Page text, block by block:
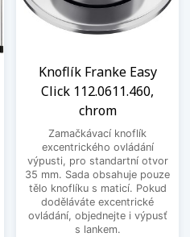
Knoflík Franke Easy
Click 112.0611.460,
chrom
Zamačkávací knoflík
excentrického ovládání
výpusti, pro standartní otvor
35 mm. Sada obsahuje pouze
tělo knoflíku s maticí. Pokud
doděláváte excentrické
ovládání, objednejte i výpusť
s lankem.